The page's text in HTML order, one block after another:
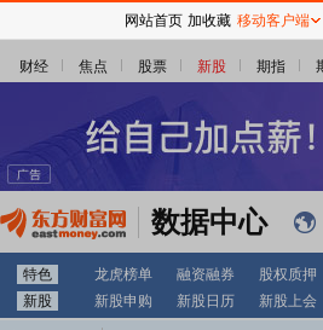
财经 焦点 股票 新股 期指
数据中心
特色 龙虎榜单 融资融券 股权质押
新股
新股申购 新股日历 新股上会
网站首页 加收藏 移动客户端